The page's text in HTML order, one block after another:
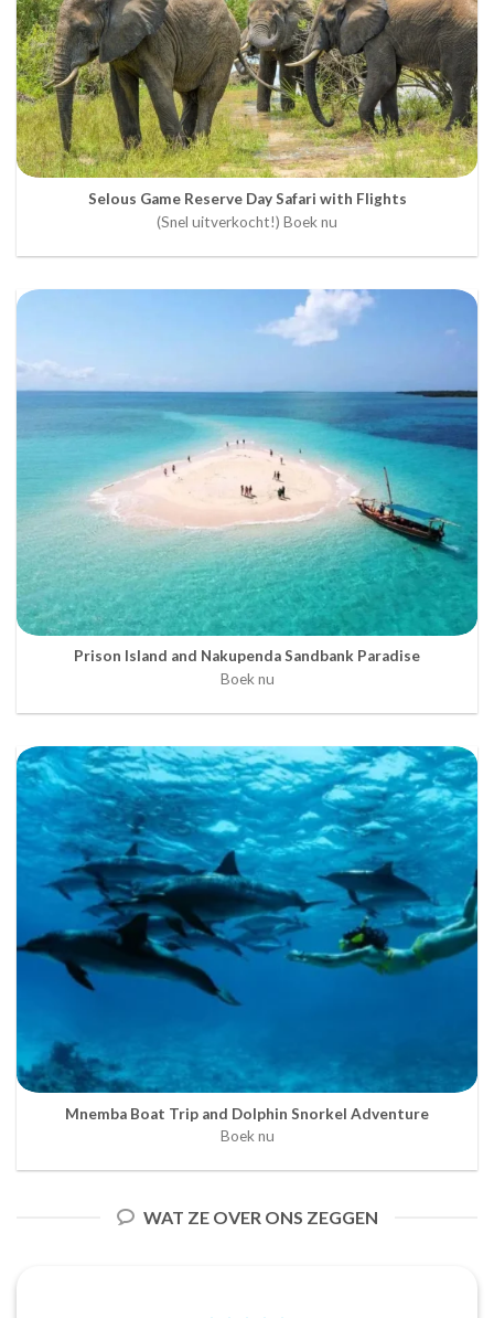
Selous Game Reserve Day Safari with Flights
(Snel uitverkocht!) Boek nu
Prison Island and Nakupenda Sandbank Paradise
Boek nu
Mnemba Boat Trip and Dolphin Snorkel Adventure
Boek nu
WAT ZE OVER ONS ZEGGEN